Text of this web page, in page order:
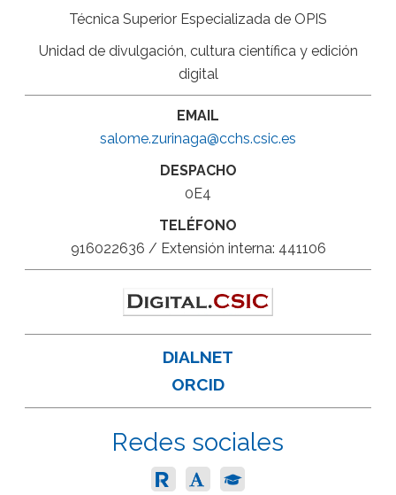
Técnica Superior Especializada de OPIS
Unidad de divulgación, cultura científica y edición
digital
EMAIL
salome.zurinaga@cchs.csic.es
DESPACHO
0E4
TELÉFONO
916022636 / Extensión interna: 441106
DIALNET
ORCID
Redes sociales